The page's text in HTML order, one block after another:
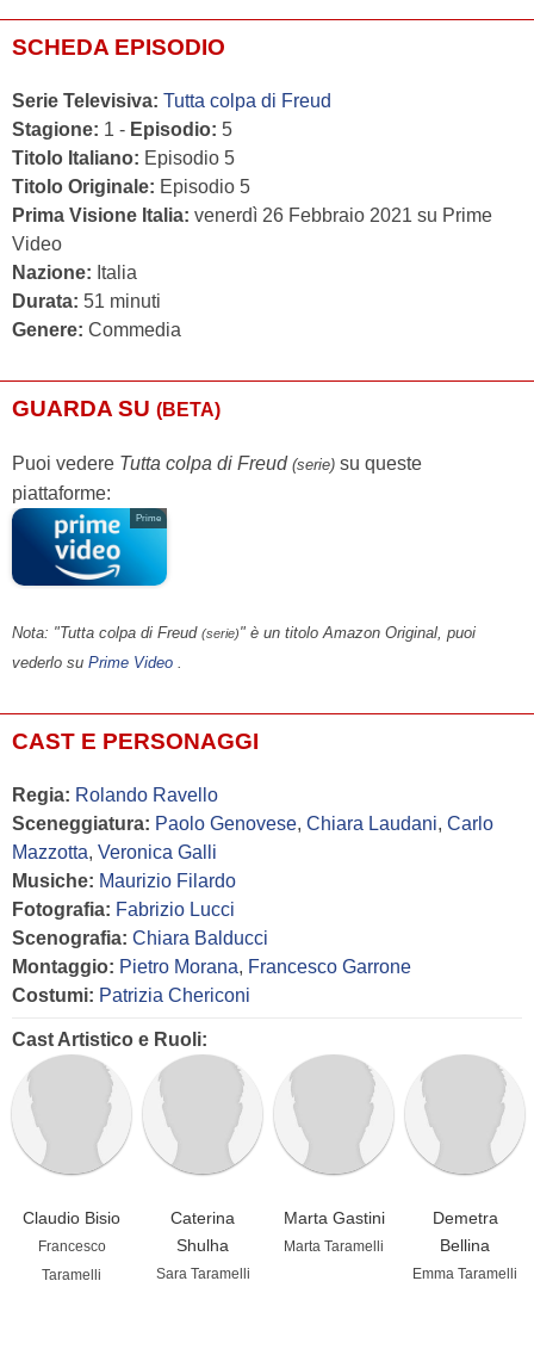
SCHEDA EPISODIO
Serie Televisiva: Tutta colpa di Freud
Stagione: 1 - Episodio: 5
Titolo Italiano: Episodio 5
Titolo Originale: Episodio 5
Prima Visione Italia: venerdì 26 Febbraio 2021 su Prime
Video
Nazione: Italia
Durata: 51 minuti
Genere: Commedia
GUARDA SU (BETA)
Puoi vedere Tutta colpa di Freud (serie) su queste
piattaforme:
Prime
Nota: "Tutta colpa di Freud (serie)" è un titolo Amazon Original, puoi
vederlo su Prime Video
CAST E PERSONAGGI
Regia: Rolando Ravello
Sceneggiatura: Paolo Genovese, Chiara Laudani, Carlo
Mazzotta, Veronica Galli
Musiche: Maurizio Filardo
Fotografia: Fabrizio Lucci
Scenografia: Chiara Balducci
Montaggio: Pietro Morana, Francesco Garrone
Costumi: Patrizia Chericoni
Cast Artistico e Ruoli:
Claudio Bisio
Francesco
Taramelli
Caterina
Shulha
Sara Taramelli
Marta Gastini
Marta Taramelli
Demetra
Bellina
Emma Taramelli